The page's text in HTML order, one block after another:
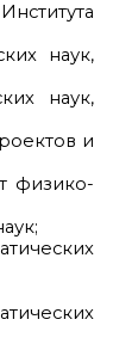
наук,
наук,
и
физико-